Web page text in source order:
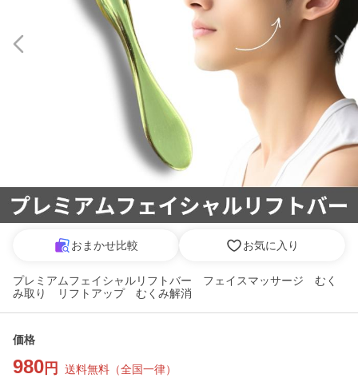
おまかせ比較 お気に入り
プレミアムフェイシャルリフトバー フェイスマッサージ むく
み取り リフトアップ むくみ解消
価格
980 円 送料無料 （全国一律）